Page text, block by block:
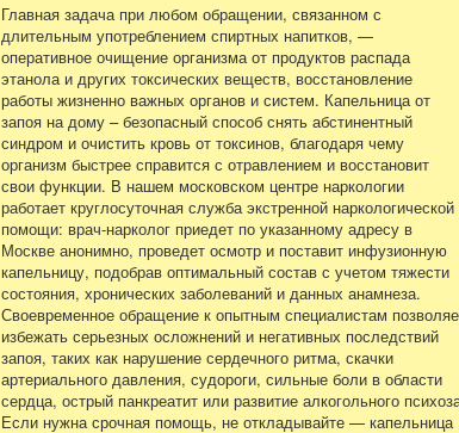
Главная задача при любом обращении, связанном с
длительным употреблением спиртных напитков, —
оперативное очищение организма от продуктов распада
этанола и других токсических веществ, восстановление
работы жизненно важных органов и систем. Капельница от
запоя на дому – безопасный способ снять абстинентный
синдром и очистить кровь от токсинов, благодаря чему
организм быстрее справится с отравлением и восстановит
свои функции. В нашем московском центре наркологии
работает круглосуточная служба экстренной наркологической
помощи: врач-нарколог приедет по указанному адресу в
Москве анонимно, проведет осмотр и поставит инфузионную
капельницу, подобрав оптимальный состав с учетом тяжести
состояния, хронических заболеваний и данных анамнеза.
Своевременное обращение к опытным специалистам
избежать серьезных осложнений и негативных последствий
запоя, таких как нарушение сердечного ритма, скачки
артериального давления, судороги, сильные боли в области
сердца, острый панкреатит или развитие алкогольного
Если нужна срочная помощь, не откладывайте — капельница